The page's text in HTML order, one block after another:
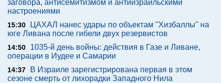
заговора, антисемитизмом и антиизраильскими
настроениями
15:30
ЦАХАЛ нанес удары по объектам "Хизбаллы" на
юге Ливана после гибели двух резервистов
14:50
1035-й день войны: действия в Газе и Ливане,
операции в Иудее и Самарии
14:37
В Израиле зарегистрирована первая в этом
сезоне смерть от лихорадки Западного Нила